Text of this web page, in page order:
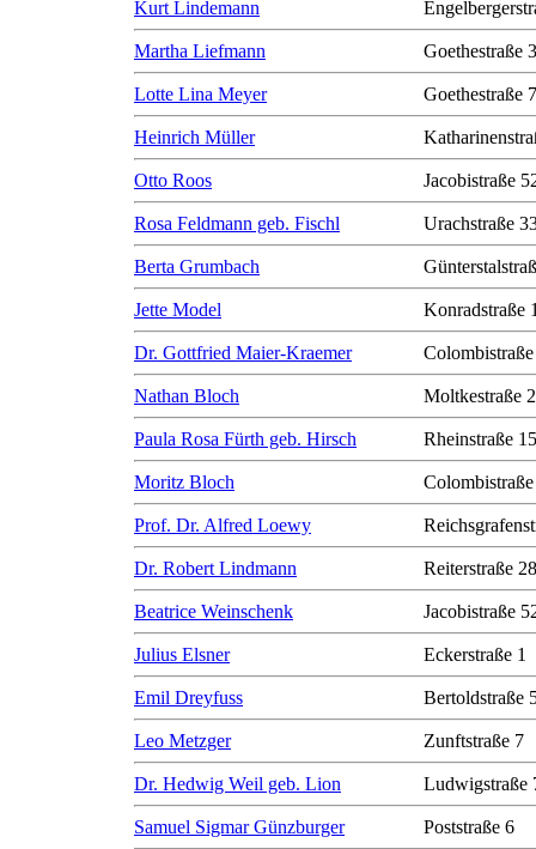
Kurt Lindemann
Martha Liefmann Goethestraße
Lotte Lina Meyer Goethestraße
Heinrich Müller
Otto Roos Jacobistraße
Rosa Feldmann geb. Fischl Urachstraße
Berta Grumbach
Jette Model Konradstraße
Dr. Gottfried Maier-Kraemer
Nathan Bloch Moltkestraße
Paula Rosa Fürth geb. Hirsch Rheinstraße 15
Moritz Bloch
Prof. Dr. Alfred Loewy
Dr. Robert Lindmann Reiterstraße 28
Beatrice Weinschenk Jacobistraße
Julius Elsner Eckerstraße 1
Emil Dreyfuss Bertoldstraße
Leo Metzger Zunftstraße 7
Dr. Hedwig Weil geb. Lion Ludwigstraße
Samuel Sigmar Günzburger Poststraße 6